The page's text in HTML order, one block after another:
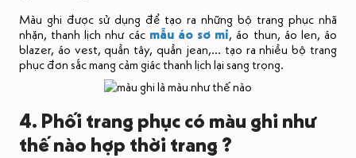
Màu ghi được sử dụng để tạo ra những bộ trang phục nhã
nhặn, thanh lịch như các mẫu áo sơ mi, áo thun, áo len, áo
blazer, áo vest, quần tây, quần jean,... tạo ra nhiều bộ trang
phục đơn sắc mang cảm giác thanh lịch lại sang trọng.
4. Phối trang phục có màu ghi như
thế nào hợp thời trang ?